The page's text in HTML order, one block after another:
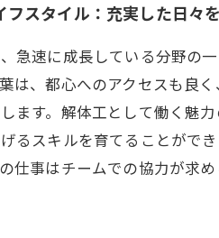
スタイル：充実した日々
急速に成長している分野の
は、都心へのアクセスも良
ます。解体工として働く魅
るスキルを育てることがで
仕事はチームでの協力が求